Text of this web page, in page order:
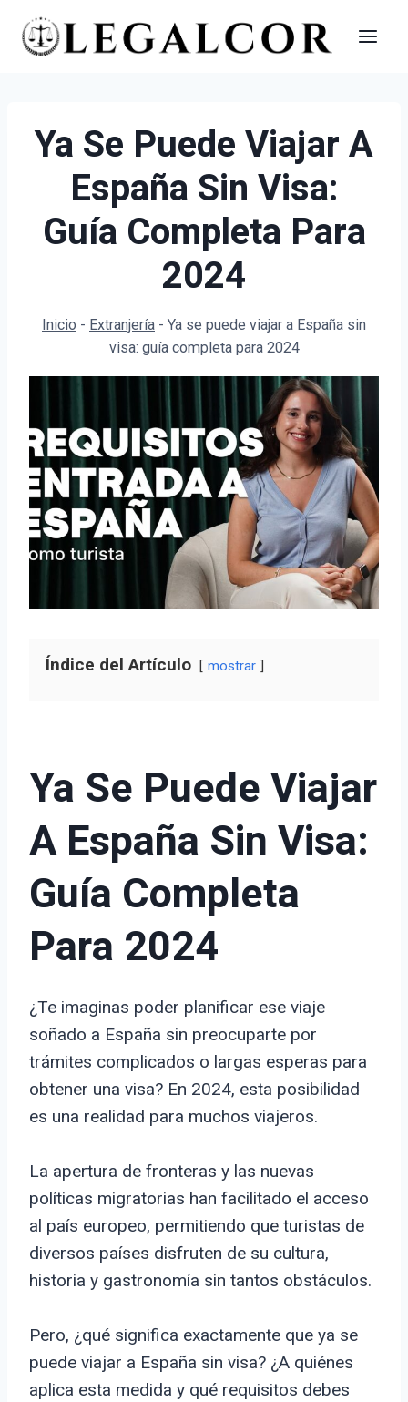
Saltar
Ya Se Puede Viajar A
España Sin Visa:
Guía Completa Para
2024
Inicio - Extranjería - Ya se puede viajar a España sin
visa: guía completa para 2024
Índice del Artículo mostrar
Ya Se Puede Viajar
A España Sin Visa:
Guía Completa
Para 2024
¿Te imaginas poder planificar ese viaje
soñado a España sin preocuparte por
trámites complicados o largas esperas para
obtener una visa? En 2024, esta posibilidad
es una realidad para muchos viajeros.
La apertura de fronteras y las nuevas
políticas migratorias han facilitado el acceso
al país europeo, permitiendo que turistas de
diversos países disfruten de su cultura,
historia y gastronomía sin tantos obstáculos.
Pero, ¿qué significa exactamente que ya se
puede viajar a España sin visa? ¿A quiénes
aplica esta medida y qué requisitos debes